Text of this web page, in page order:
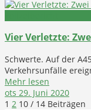
Vier Verletzte:
Schwerte. Auf der
Verkehrsunfälle
Mehr lesen
ots 29. Juni 2020
1 2 10 / 14 Beiträgen